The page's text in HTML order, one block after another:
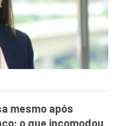
mesmo após
o que incomodou